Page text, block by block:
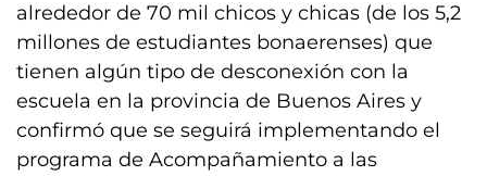
alrededor de 70 mil chicos y chicas (de los 5,2
millones de estudiantes bonaerenses) que
tienen algún tipo de desconexión con la
escuela en la provincia de Buenos Aires y
confirmó que se seguirá implementando el
programa de Acompañamiento a las